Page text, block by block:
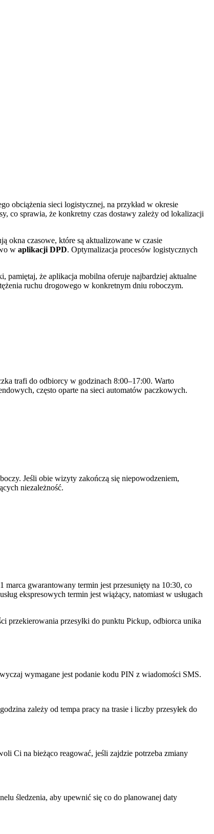
obciążenia sieci logistycznej, na przykład w okresie
co sprawia, że konkretny czas dostawy zależy od lokalizacji
okna czasowe, które są aktualizowane w czasie
w aplikacji DPD. Optymalizacja procesów logistycznych
pamiętaj, że aplikacja mobilna oferuje najbardziej aktualne
ruchu drogowego w konkretnym dniu roboczym.
trafi do odbiorcy w godzinach 8:00–17:00. Warto
często oparte na sieci automatów paczkowych.
Jeśli obie wizyty zakończą się niepowodzeniem,
niezależność.
gwarantowany termin jest przesunięty na 10:30, co
ekspresowych termin jest wiążący, natomiast w usługach
przekierowania przesyłki do punktu Pickup, odbiorca unika
wymagane jest podanie kodu PIN z wiadomości SMS.
zależy od tempa pracy na trasie i liczby przesyłek do
Ci na bieżąco reagować, jeśli zajdzie potrzeba zmiany
śledzenia, aby upewnić się co do planowanej daty